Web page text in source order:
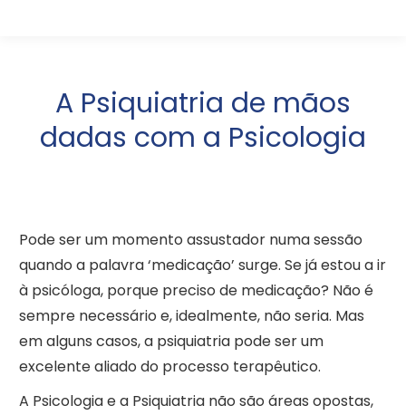
A Psiquiatria de mãos
dadas com a Psicologia
Pode ser um momento assustador numa sessão
quando a palavra ‘medicação’ surge. Se já estou a ir
à psicóloga, porque preciso de medicação? Não é
sempre necessário e, idealmente, não seria. Mas
em alguns casos, a psiquiatria pode ser um
excelente aliado do processo terapêutico.
A Psicologia e a Psiquiatria não são áreas opostas,